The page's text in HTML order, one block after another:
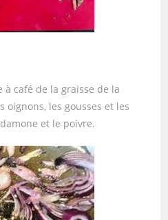
à café de la graisse de la
oignons, les gousses et les
et le poivre.